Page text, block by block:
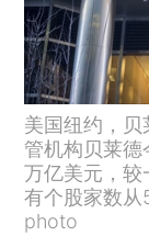
美国纽约，
管机构贝莱
万亿美元，
有个股家数
photo